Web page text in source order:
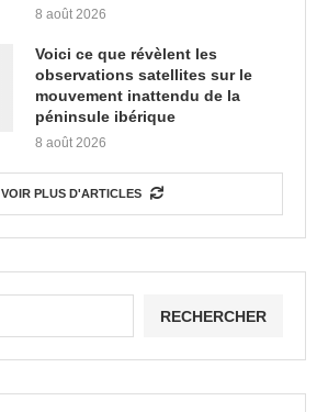
8 août 2026
Voici ce que révèlent les
observations satellites sur le
mouvement inattendu de la
péninsule ibérique
8 août 2026
VOIR PLUS D'ARTICLES
RECHERCHER